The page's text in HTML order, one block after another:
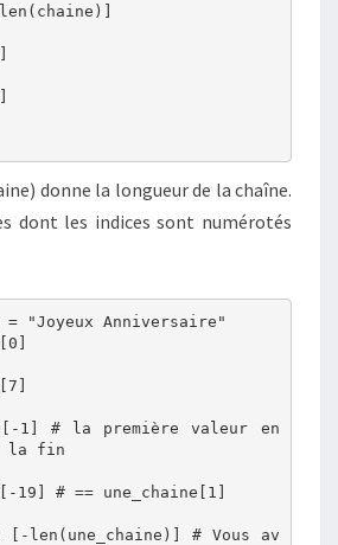
donne la longueur de la chaîne.
dont les indices sont numérotés
= "Joyeux Anniversaire"
1] # la première valeur en
la fin
19] # == une_chaine[1]
[-len(une_chaine)] # Vous av